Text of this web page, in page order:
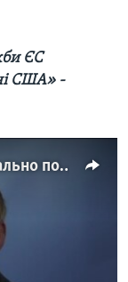
ЄС
США» -
«Було б ідеально, якби ЄС дзеркально повторив кроки зроблені США» - Карпентер про санкції. Відео